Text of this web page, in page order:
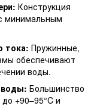
Конструкция
минимальным
тока: Пружинные,
обеспечивают
воды.
воды: Большинство
+90–95°C и